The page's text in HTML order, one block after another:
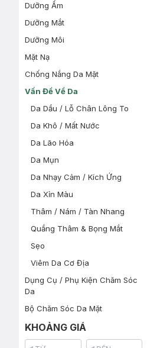
Dưỡng Ẩm
Dưỡng Mắt
Dưỡng Môi
Mặt Nạ
Chống Nắng Da Mặt
Vấn Đề Về Da
Da Dầu / Lỗ Chân Lông To
Da Khô / Mất Nước
Da Lão Hóa
Da Mụn
Da Nhạy Cảm / Kích Ứng
Da Xỉn Màu
Thâm / Nám / Tàn Nhang
Quầng Thâm & Bọng Mắt
Sẹo
Viêm Da Cơ Địa
Dụng Cụ / Phụ Kiện Chăm Sóc
Da
Bộ Chăm Sóc Da Mặt
KHOẢNG GIÁ